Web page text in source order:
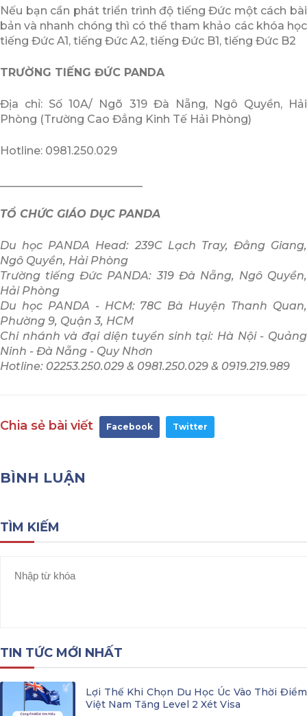
Nếu bạn cần phát triển trình độ tiếng Đức một cách bài
bản và nhanh chóng thì có thể tham khảo các khóa học
tiếng Đức A1, tiếng Đức A2, tiếng Đức B1, tiếng Đức B2
TRƯỜNG TIẾNG ĐỨC PANDA
Địa chỉ: Số 10A/ Ngõ 319 Đà Nẵng, Ngô Quyền, Hải
Phòng (Trường Cao Đẳng Kinh Tế Hải Phòng)
Hotline: 0981.250.029
TỔ CHỨC GIÁO DỤC PANDA
Du học PANDA Head: 239C Lạch Tray, Đằng Giang,
Ngô Quyền, Hải Phòng
Trường tiếng Đức PANDA: 319 Đà Nẵng, Ngô Quyền,
Hải Phòng
Du học PANDA - HCM: 78C Bà Huyện Thanh Quan,
Phường 9, Quận 3, HCM
Chi nhánh và đại diện tuyển sinh tại: Hà Nội - Quảng
Ninh - Đà Nẵng - Quy Nhơn
Hotline: 02253.250.029 & 0981.250.029 & 0919.219.989
Chia sẻ bài viết Facebook Twitter
BÌNH LUẬN
TÌM KIẾM
TIN TỨC MỚI NHẤT
Lợi Thế Khi Chọn Du Học Úc Vào Thời Điểm
Việt Nam Tăng Level 2 Xét Visa